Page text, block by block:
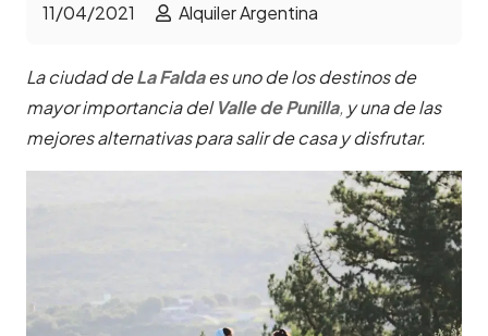
11/04/2021 Alquiler Argentina
La ciudad deLa Faldaes uno de los destinos de
mayor importancia delValle de Punilla, y una de las
mejores alternativas para salir de casa y disfrutar.